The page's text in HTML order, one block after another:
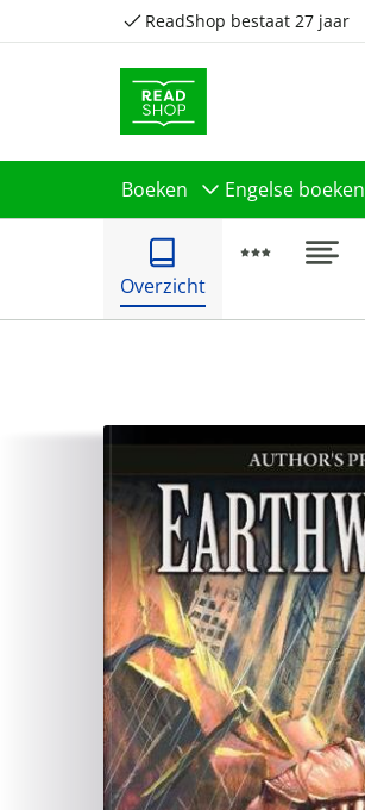
ReadShop bestaat 27 jaar
Boeken Engelse boeken
Overzicht